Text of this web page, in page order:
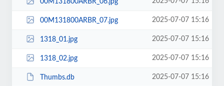
00M131800ARBR_06.jpg
00M131800ARBR_07.jpg 2025-07-07 15:16
1318_01.jpg 2025-07-07 15:16
1318_02.jpg 2025-07-07 15:16
Thumbs.db 2025-07-07 15:16